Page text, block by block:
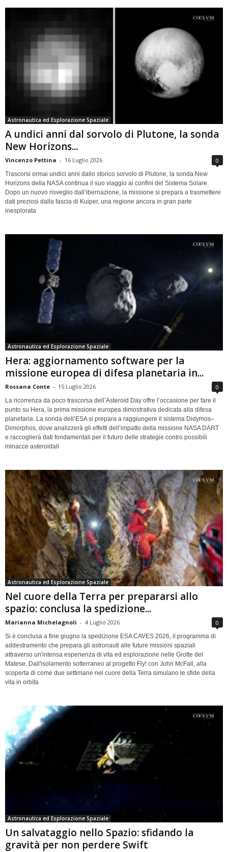
Astronautica ed Esplorazione Spaziale
A undici anni dal sorvolo di Plutone, la sonda
New Horizons...
Vincenzo Pettina - 16 Luglio 2026 0
Trascorsi ormai undici anni dallo storico sorvolo di Plutone, la sonda New
Horizons della NASA continua il suo viaggio ai confini del Sistema Solare.
Dopo un nuovo risveglio dall’ibernazione, la missione si prepara a trasmettere
dati preziosi dalla fascia di Kuiper, una regione ancora in gran parte
inesplorata
Astronautica ed Esplorazione Spaziale
Hera: aggiornamento software per la
missione europea di difesa planetaria in...
Rossana Conte - 15 Luglio 2026 0
La ricorrenza da poco trascorsa dell’Asteroid Day offre l’occasione per fare il
punto su Hera, la prima missione europea dimostrativa dedicata alla difesa
planetaria. La sonda dell’ESA si prepara a raggiungere il sistema Didymos–
Dimorphos, dove analizzerà gli effetti dell’impatto della missione NASA DART
e raccoglierà dati fondamentali per il futuro delle strategie contro possibili
minacce asteroidali
Astronautica ed Esplorazione Spaziale
Nel cuore della Terra per prepararsi allo
spazio: conclusa la spedizione...
Marianna Michelagnoli - 4 Luglio 2026 0
Si è conclusa a fine giugno la spedizione ESA CAVES 2026, il programma di
addestramento che prepara gli astronauti alle future missioni spaziali
attraverso un'intensa esperienza di vita ed esplorazione nelle Grotte del
Matese. Dall'isolamento sotterraneo al progetto Fly! con John McFall, alla
scoperta di come due settimane nel cuore della Terra simulano le sfide della
vita in orbita
Astronautica ed Esplorazione Spaziale
Un salvataggio nello Spazio: sfidando la
gravità per non perdere Swift